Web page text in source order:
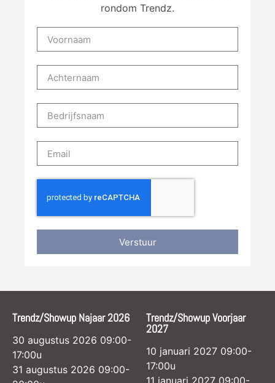
rondom Trendz.
Verstuur
Trendz/Showup Najaar 2026
30 augustus 2026 09:00-
17:00u
31 augustus 2026 09:00-
Trendz/Showup Voorjaar
2027
10 januari 2027 09:00-
17:00u